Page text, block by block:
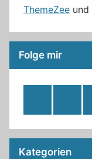
ThemeZee und
Folge mir
Feed
Kategorien